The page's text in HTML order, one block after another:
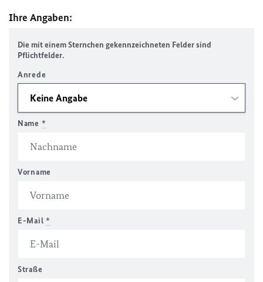
Ihre Angaben:
Die mit einem Sternchen gekennzeichneten Felder sind
Pflichtfelder.
Anrede
Name *
Vorname
E-Mail *
Straße